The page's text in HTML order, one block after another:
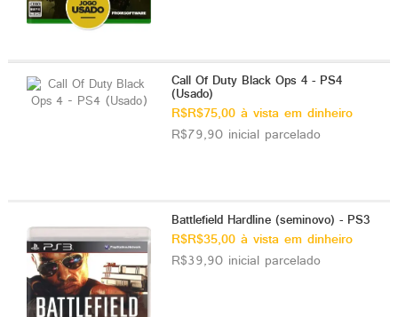
Call Of Duty Black Ops 4 - PS4
(Usado)
R$R$75,00 à vista em dinheiro
R$79,90 inicial parcelado
Battlefield Hardline (seminovo) - PS3
R$R$35,00 à vista em dinheiro
R$39,90 inicial parcelado